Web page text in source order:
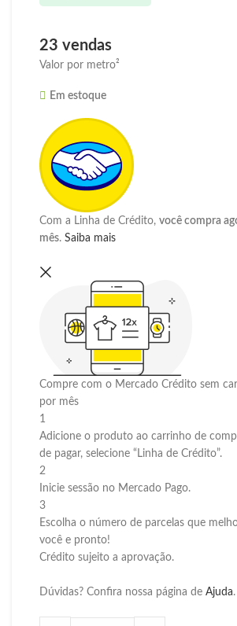
23 vendas
Valor por metro²
Em estoque
Com a Linha de Crédito, você compra
mês. Saiba mais
Compre com o Mercado Crédito sem
por mês
1
Adicione o produto ao carrinho de
de pagar, selecione “Linha de Crédito”.
2
Inicie sessão no Mercado Pago.
3
Escolha o número de parcelas que
você e pronto!
Crédito sujeito a aprovação.
Dúvidas? Confira nossa página de Ajuda.